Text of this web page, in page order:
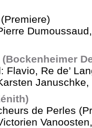
Flavio, Re de’
de Perles